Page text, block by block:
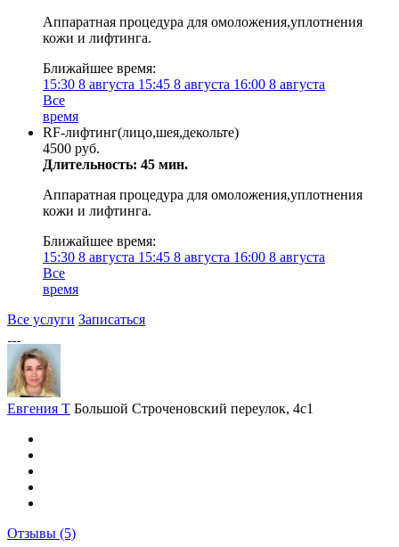
Аппаратная процедура для омоложения,уплотнения
кожи и лифтинга.
Ближайшее время:
15:30 8 августа 15:45 8 августа 16:00 8 августа
Все
время
RF-лифтинг(лицо,шея,декольте)
4500 руб.
Длительность: 45 мин.
Аппаратная процедура для омоложения,уплотнения
кожи и лифтинга.
Ближайшее время:
15:30 8 августа 15:45 8 августа 16:00 8 августа
Все
время
Все услуги Записаться
Евгения Т Большой Строченовский переулок, 4с1
Отзывы (5)